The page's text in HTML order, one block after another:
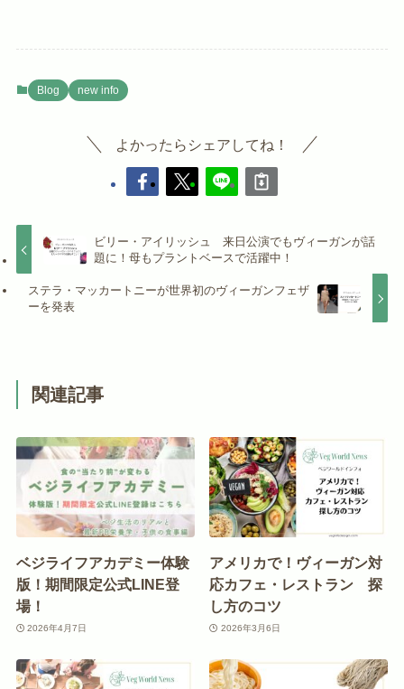
Blog new info
よかったらシェアしてね！
ビリー・アイリッシュ 来日公演でもヴィーガンが話
題に！母もプラントベースで活躍中！
ステラ・マッカートニーが世界初のヴィーガンフェザ
ーを発表
関連記事
ベジライフアカデミー体験
版！期間限定公式LINE登
場！
2026年4月7日
アメリカで！ヴィーガン対
応カフェ・レストラン 探
し方のコツ
2026年3月6日